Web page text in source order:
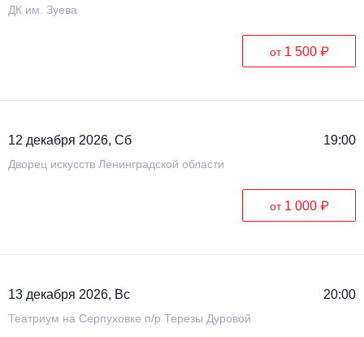
ДК им. Зуева
от 1 500 ₽
12 декабря 2026, Сб 19:00
Дворец искусств Ленинградской области
от 1 000 ₽
13 декабря 2026, Вс 20:00
Театриум на Серпуховке п/р Терезы Дуровой